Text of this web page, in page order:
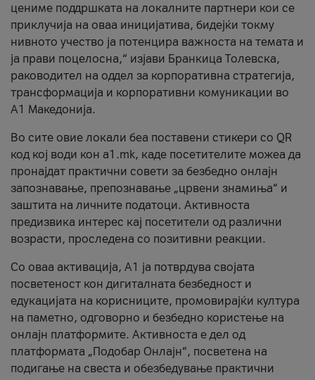
цениме поддршката на локалните партнери кои се
приклучија на оваа иницијатива, бидејќи токму
нивното учество ја потенцира важноста на темата и
ја прави поцелосна,“ изјави Бранкица Толевска,
раководител на оддел за корпоративна стратегија,
трансформација и корпоративни комуникации во
А1 Македонија.
Во сите овие локали беа поставени стикери со QR
код кој води кон a1.mk, каде посетителите можеа да
пронајдат практични совети за безбедно онлајн
запознавање, препознавање „црвени знамиња“ и
заштита на личните податоци. Активноста
предизвика интерес кај посетители од различни
возрасти, проследена со позитивни реакции.
Со оваа активација, А1 ја потврдува својата
посветеност кон дигиталната безбедност и
едукацијата на корисниците, промовирајќи култура
на паметно, одговорно и безбедно користење на
онлајн платформите. Активноста е дел од
платформата „Подобар Онлајн“, посветена на
подигање на свеста и обезбедување практични